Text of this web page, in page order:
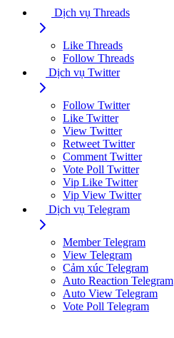
Dịch vụ Threads
Like Threads
Follow Threads
Dịch vụ Twitter
Follow Twitter
Like Twitter
View Twitter
Retweet Twitter
Comment Twitter
Vote Poll Twitter
Vip Like Twitter
Vip View Twitter
Dịch vụ Telegram
Member Telegram
View Telegram
Cảm xúc Telegram
Auto Reaction Telegram
Auto View Telegram
Vote Poll Telegram